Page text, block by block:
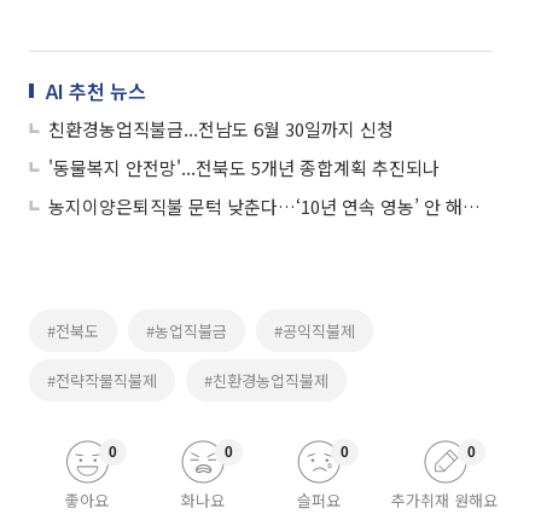
AI 추천 뉴스
친환경농업직불금...전남도 6월 30일까지 신청
'동물복지 안전망'...전북도 5개년 종합계획 추진되나
농지이양은퇴직불 문턱 낮춘다…‘10년 연속 영농’ 안 해도 가입
#전북도 #농업직불금 #공익직불제
#전략작물직불제 #친환경농업직불제
좋아요
0
화나요
0
슬퍼요
0
추가취재 원해요
0